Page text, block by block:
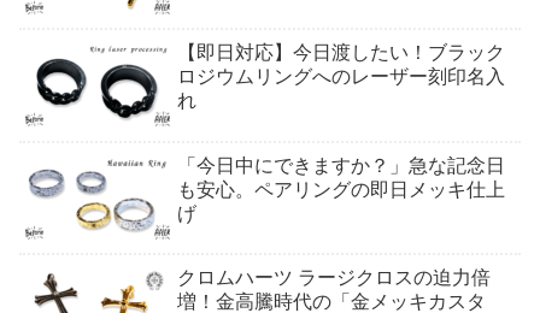
【即日対応】今日渡したい！ブラック
ロジウムリングへのレーザー刻印名入
れ
「今日中にできますか？」急な記念日
も安心。ペアリングの即日メッキ仕上
げ
クロムハーツ ラージクロスの迫力倍
増！金高騰時代の「金メッキカスタ